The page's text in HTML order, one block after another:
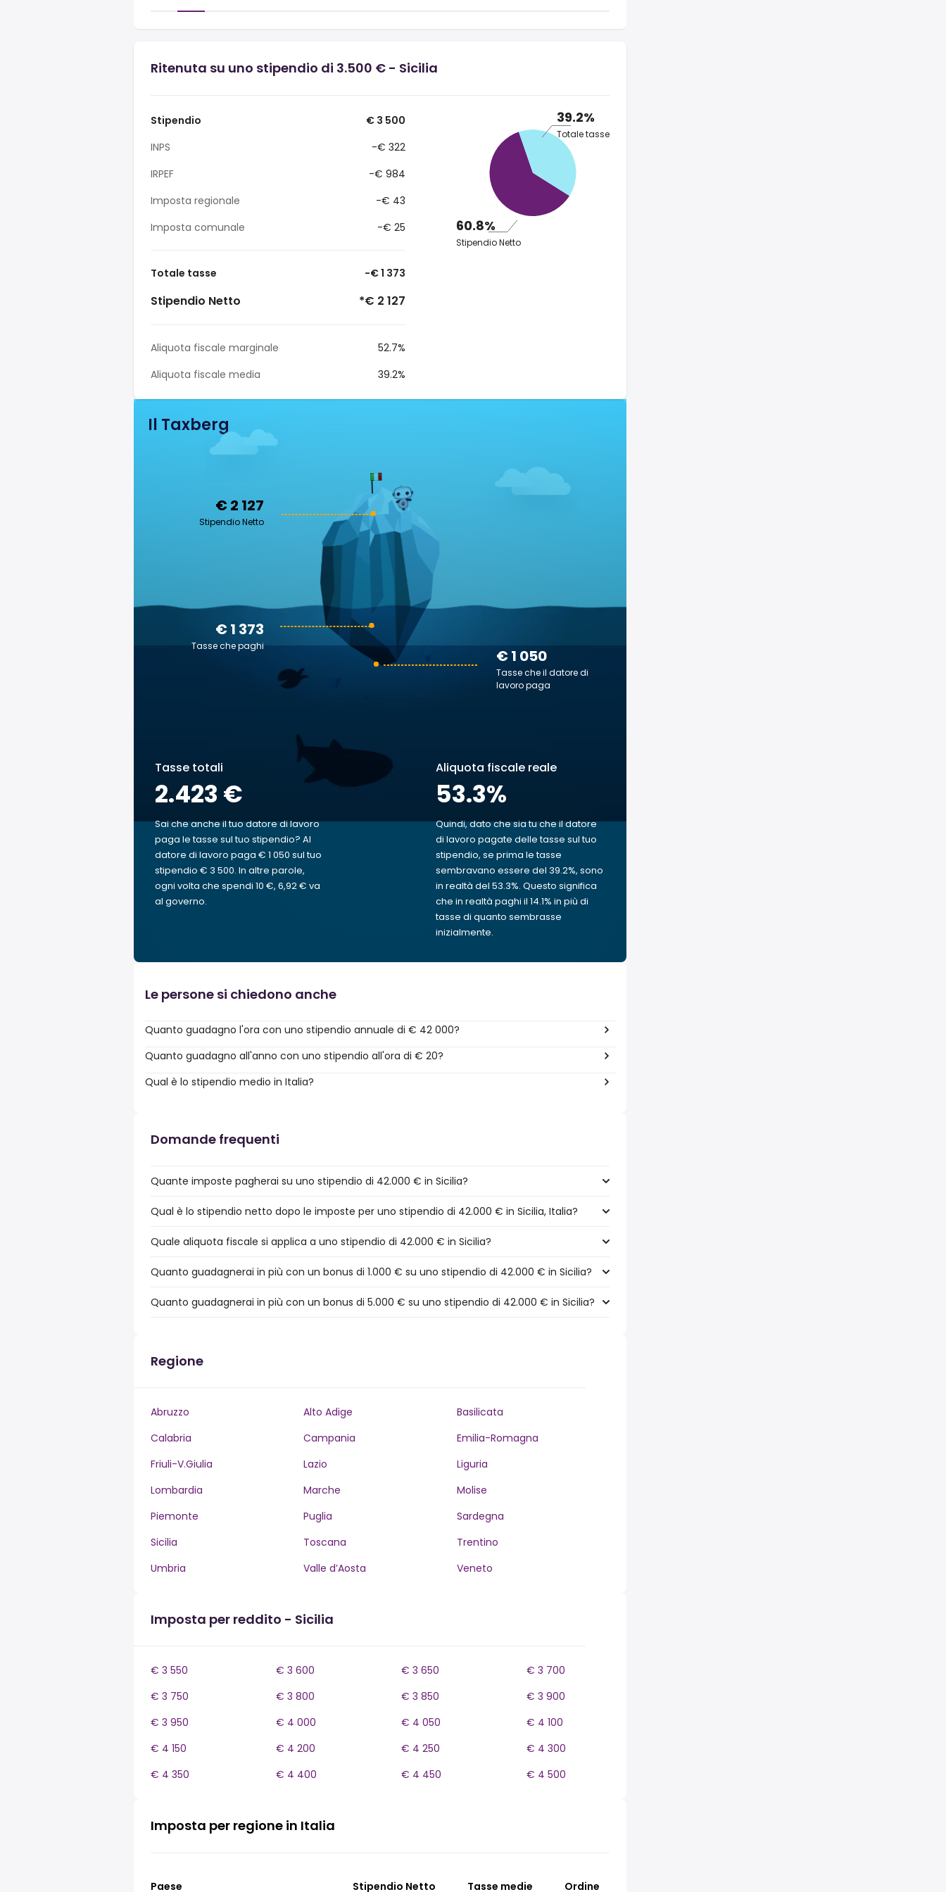
Ritenuta su uno stipendio di 3.500 € - Sicilia
Stipendio
€ 3 500
INPS
-€ 322
IRPEF
-€ 984
Imposta regionale
-€ 43
Imposta comunale
-€ 25
Totale tasse -€ 1 373
Stipendio Netto *€ 2 127
Aliquota fiscale marginale
52.7%
Aliquota fiscale media
39.2%
39.2%
Totale tasse
60.8%
Stipendio Netto
Il Taxberg
€ 2 127
Stipendio Netto
€ 1 050
Tasse che il datore di
lavoro paga
€ 1 373
Tasse che paghi
Tasse totali
2.423 €
Sai che anche il tuo datore di lavoro
paga le tasse sul tuo stipendio? Al
datore di lavoro paga € 1 050 sul tuo
stipendio € 3 500. In altre parole,
ogni volta che spendi 10 €, 6,92 € va
al governo.
Aliquota fiscale reale
53.3%
Quindi, dato che sia tu che il datore
di lavoro pagate delle tasse sul tuo
stipendio, se prima le tasse
sembravano essere del 39.2%, sono
in realtà del 53.3%. Questo significa
che in realtà paghi il 14.1% in più di
tasse di quanto sembrasse
inizialmente.
Le persone si chiedono anche
Quanto guadagno l'ora con uno stipendio annuale di € 42 000?
Quanto guadagno all'anno con uno stipendio all'ora di € 20?
Qual è lo stipendio medio in Italia?
Domande frequenti
Quante imposte pagherai su uno stipendio di 42.000 € in Sicilia?
Qual è lo stipendio netto dopo le imposte per uno stipendio di 42.000 € in Sicilia, Italia?
Quale aliquota fiscale si applica a uno stipendio di 42.000 € in Sicilia?
Quanto guadagnerai in più con un bonus di 1.000 € su uno stipendio di 42.000 € in Sicilia?
Quanto guadagnerai in più con un bonus di 5.000 € su uno stipendio di 42.000 € in Sicilia?
Regione
Abruzzo Alto Adige
Basilicata
Calabria
Campania
Emilia-Romagna
Friuli-V.Giulia
Lazio
Liguria
Lombardia
Marche
Molise
Piemonte
Puglia
Sardegna
Sicilia
Toscana
Trentino
Umbria
Valle d’Aosta Veneto
Imposta per reddito - Sicilia
€ 3 550 € 3 600 € 3 650
€ 3 700
€ 3 750
€ 3 800 € 3 850
€ 3 900
€ 3 950
€ 4 000 € 4 050
€ 4 100
€ 4 150
€ 4 200 € 4 250
€ 4 300
€ 4 350
€ 4 400 € 4 450 € 4 500
Imposta per regione in Italia
Paese Stipendio Netto Tasse medie Ordine